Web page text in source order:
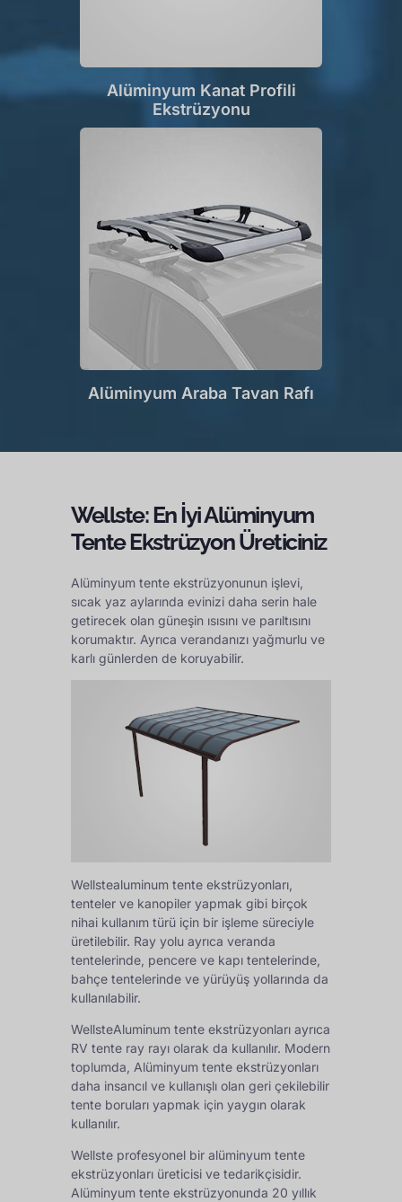
Alüminyum Kanat Profili
Ekstrüzyonu
Alüminyum Araba Tavan Rafı
Wellste: En İyi Alüminyum
Tente Ekstrüzyon Üreticiniz
Alüminyum tente ekstrüzyonunun işlevi,
sıcak yaz aylarında evinizi daha serin hale
getirecek olan güneşin ısısını ve parıltısını
korumaktır. Ayrıca verandanızı yağmurlu ve
karlı günlerden de koruyabilir.
Wellstealuminum tente ekstrüzyonları,
tenteler ve kanopiler yapmak gibi birçok
nihai kullanım türü için bir işleme süreciyle
üretilebilir. Ray yolu ayrıca veranda
tentelerinde, pencere ve kapı tentelerinde,
bahçe tentelerinde ve yürüyüş yollarında da
kullanılabilir.
WellsteAluminum tente ekstrüzyonları ayrıca
RV tente ray rayı olarak da kullanılır. Modern
toplumda, Alüminyum tente ekstrüzyonları
daha insancıl ve kullanışlı olan geri çekilebilir
tente boruları yapmak için yaygın olarak
kullanılır.
Wellste profesyonel bir alüminyum tente
ekstrüzyonları üreticisi ve tedarikçisidir.
Alüminyum tente ekstrüzyonunda 20 yıllık